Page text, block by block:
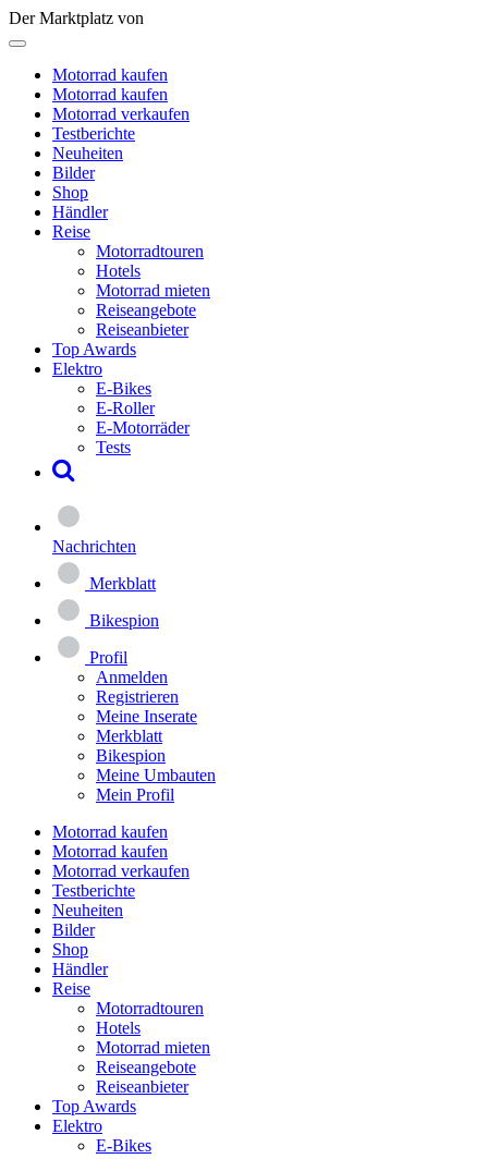
Der Marktplatz von
Motorrad kaufen
Motorrad kaufen
Motorrad verkaufen
Testberichte
Neuheiten
Bilder
Shop
Händler
Reise
Motorradtouren
Hotels
Motorrad mieten
Reiseangebote
Reiseanbieter
Top Awards
Elektro
E-Bikes
E-Roller
E-Motorräder
Tests
Nachrichten
Merkblatt
Bikespion
Profil
Anmelden
Registrieren
Meine Inserate
Merkblatt
Bikespion
Meine Umbauten
Mein Profil
Motorrad kaufen
Motorrad kaufen
Motorrad verkaufen
Testberichte
Neuheiten
Bilder
Shop
Händler
Reise
Motorradtouren
Hotels
Motorrad mieten
Reiseangebote
Reiseanbieter
Top Awards
Elektro
E-Bikes